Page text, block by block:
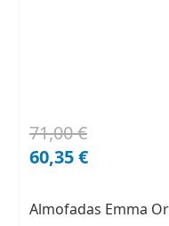
71,00€
O
preço
71,00 €.
60,35€
O
preço
60,35 €.
Almofadas Emma